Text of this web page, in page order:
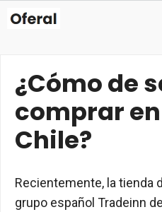
¿Cómo de
comprar
Chile?
Recientemente, la tienda
grupo español Tradeinn